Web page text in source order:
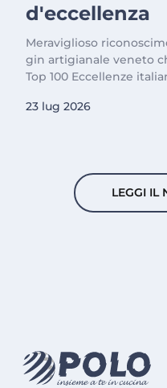
d'eccellenza
Meraviglioso
gin artigianale veneto
Top 100 Eccellenze
23 lug 2026
LEGGI IL